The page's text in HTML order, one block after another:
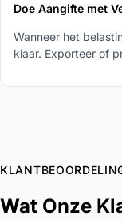
Doe Aangifte met
Wanneer het
klaar. Exporteer of
Wat Onze